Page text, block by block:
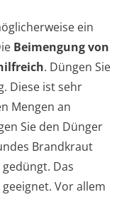
ein
Beimengung von
. Düngen Sie
Diese ist sehr
Mengen an
Sie den Dünger
Brandkraut
Das
Vor allem